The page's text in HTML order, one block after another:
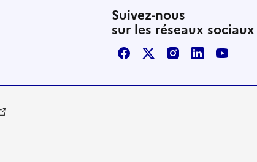
Suivez-nous
sur les réseaux sociaux
FacebookX / TwitterInstagram
LinkedInYoutube